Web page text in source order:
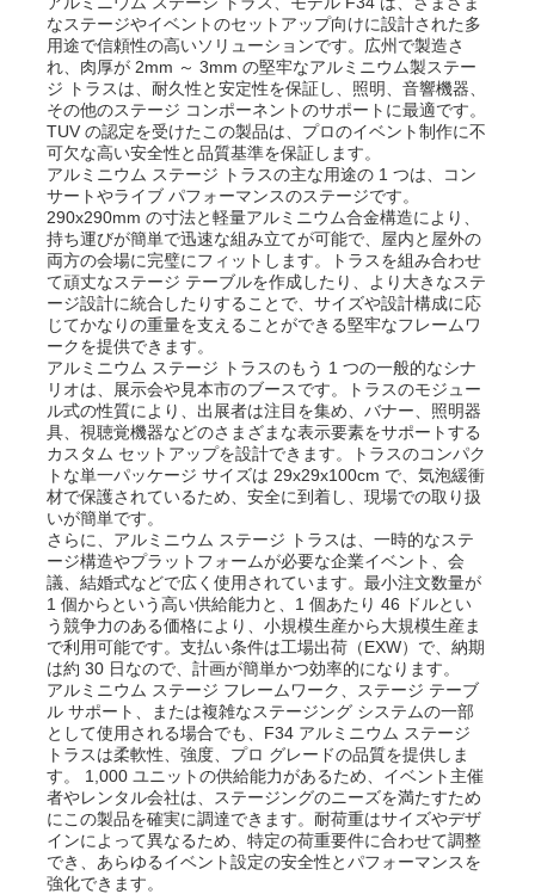
なステージやイベントのセットアップ向けに設計された多
用途で信頼性の高いソリューションです。広州で製造さ
れ、肉厚が 2mm ～ 3mm の堅牢なアルミニウム製ステー
ジ トラスは、耐久性と安定性を保証し、照明、音響機器、
その他のステージ コンポーネントのサポートに最適です。
TUV の認定を受けたこの製品は、プロのイベント制作に不
可欠な高い安全性と品質基準を保証します。
アルミニウム ステージ トラスの主な用途の 1 つは、コン
サートやライブ パフォーマンスのステージです。
290x290mm の寸法と軽量アルミニウム合金構造により、
持ち運びが簡単で迅速な組み立てが可能で、屋内と屋外の
両方の会場に完璧にフィットします。トラスを組み合わせ
て頑丈なステージ テーブルを作成したり、より大きなステ
ージ設計に統合したりすることで、サイズや設計構成に応
じてかなりの重量を支えることができる堅牢なフレームワ
ークを提供できます。
アルミニウム ステージ トラスのもう 1 つの一般的なシナ
リオは、展示会や見本市のブースです。トラスのモジュー
ル式の性質により、出展者は注目を集め、バナー、照明器
具、視聴覚機器などのさまざまな表示要素をサポートする
カスタム セットアップを設計できます。トラスのコンパク
トな単一パッケージ サイズは 29x29x100cm で、気泡緩衝
材で保護されているため、安全に到着し、現場での取り扱
いが簡単です。
さらに、アルミニウム ステージ トラスは、一時的なステ
ージ構造やプラットフォームが必要な企業イベント、会
議、結婚式などで広く使用されています。最小注文数量が
1 個からという高い供給能力と、1 個あたり 46 ドルとい
う競争力のある価格により、小規模生産から大規模生産ま
で利用可能です。支払い条件は工場出荷（EXW）で、納期
は約 30 日なので、計画が簡単かつ効率的になります。
アルミニウム ステージ フレームワーク、ステージ テーブ
ル サポート、または複雑なステージング システムの一部
として使用される場合でも、F34 アルミニウム ステージ
トラスは柔軟性、強度、プロ グレードの品質を提供しま
す。 1,000 ユニットの供給能力があるため、イベント主催
者やレンタル会社は、ステージングのニーズを満たすため
にこの製品を確実に調達できます。耐荷重はサイズやデザ
インによって異なるため、特定の荷重要件に合わせて調整
でき、あらゆるイベント設定の安全性とパフォーマンスを
強化できます。